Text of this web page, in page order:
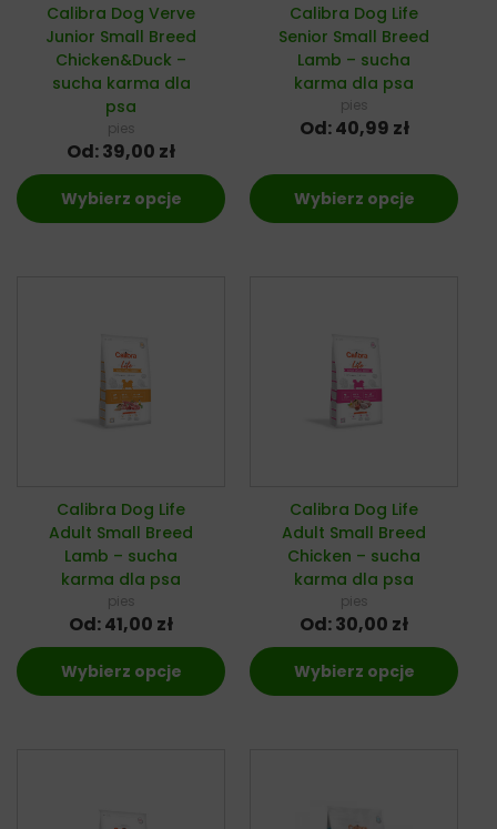
Calibra Dog Verve
Junior Small Breed
Chicken&Duck –
sucha karma dla
psa
pies
Od:39,00 zł
Wybierz opcje
Calibra Dog Life
Senior Small Breed
Lamb – sucha
karma dla psa
pies
Od:40,99 zł
Wybierz opcje
Calibra Dog Life
Adult Small Breed
Lamb – sucha
karma dla psa
pies
Od:41,00 zł
Wybierz opcje
Calibra Dog Life
Adult Small Breed
Chicken – sucha
karma dla psa
pies
Od:30,00 zł
Wybierz opcje